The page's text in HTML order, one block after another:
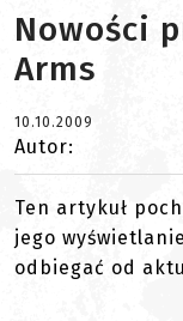
Nowości
Arms
10.10.2009
Autor:
Ten artykuł
jego
odbiegać od